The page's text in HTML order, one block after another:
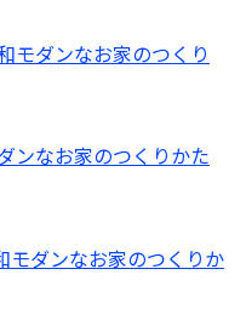
モダンなお家のつくり
ンなお家のつくりかた
モダンなお家のつくりか